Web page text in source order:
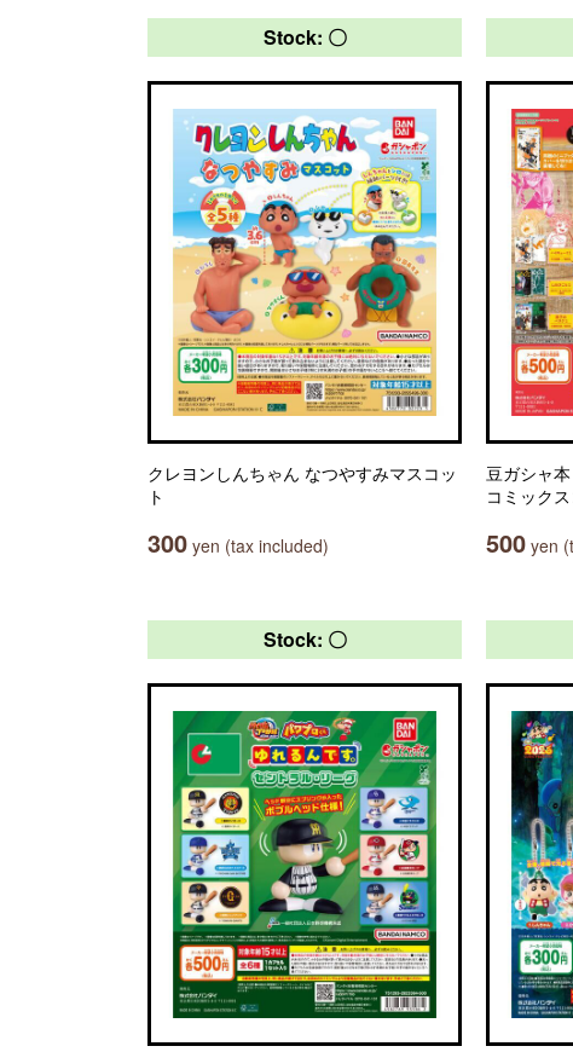
Stock: 〇
クレヨンしんちゃん なつやすみマスコッ
ト
300 yen (tax included)
豆ガシャ
コミック
500 yen
Stock: 〇